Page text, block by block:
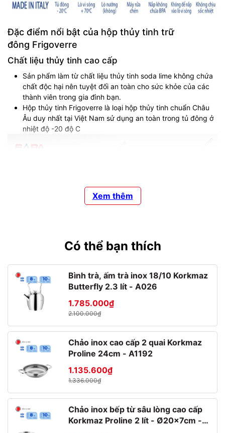
Đặc điểm nổi bật của hộp thủy tinh trữ
đông Frigoverre
Chất liệu thủy tinh cao cấp
Sản phẩm làm từ chất liệu thủy tinh soda lime không chứa
chất độc hại nên tuyệt đối an toàn cho sức khỏe của các
thành viên trong gia đình bạn.
Hộp thủy tinh Frigoverre là loại hộp thủy tinh chuẩn Châu
Âu duy nhất tại Việt Nam sử dụng an toàn trong tủ đông ở
nhiệt độ -20 độ C
Thiết kế đơn giản nhưng hiệu quả
Thiết kế sản phẩm đơn giản, nhưng rất hiệu quả với 3 kiểu
vuông, tròn, chữ nhật
Hộp được làm bằng thủy tinh trong suốt giúp bạn có thể
dễ dàng nhận biết thực phẩm chứa bên trong.
Nắp hộp Frigoverre Bormioli Rocco được làm bằng nhựa
LDPE4 không chứa chất gây ung thư BPA, giúp bạn tiện lợi
Xem thêm
Có thể bạn thích
Bình trà, ấm trà inox 18/10 Korkmaz
Butterfly 2.3 lít - A026
1.785.000₫
2.100.000₫
Chảo inox cao cấp 2 quai Korkmaz
Proline 24cm - A1192
1.135.600₫
1.336.000₫
Chảo inox bếp từ sâu lòng cao cấp
Korkmaz Proline 2 lít - Ø20x7cm -